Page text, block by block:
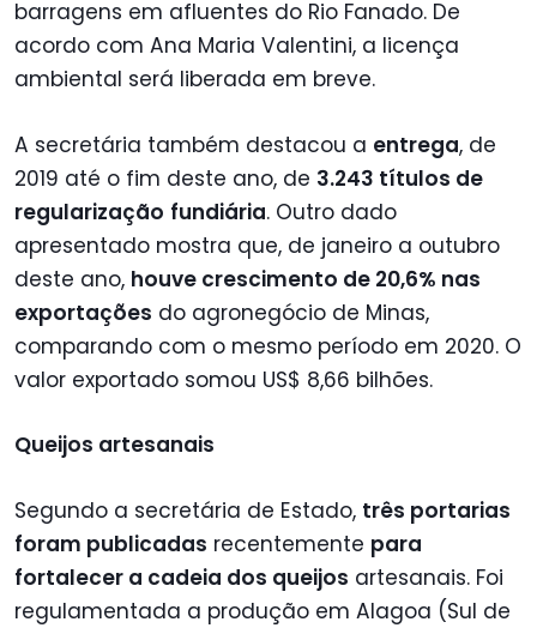
barragens em afluentes do Rio Fanado. De
acordo com Ana Maria Valentini, a licença
ambiental será liberada em breve.
A secretária também destacou a entrega, de
2019 até o fim deste ano, de 3.243 títulos de
regularização fundiária. Outro dado
apresentado mostra que, de janeiro a outubro
deste ano, houve crescimento de 20,6% nas
exportações do agronegócio de Minas,
comparando com o mesmo período em 2020. O
valor exportado somou US$ 8,66 bilhões.
Queijos artesanais
Segundo a secretária de Estado, três portarias
foram publicadas recentemente para
fortalecer a cadeia dos queijos artesanais. Foi
regulamentada a produção em Alagoa (Sul de